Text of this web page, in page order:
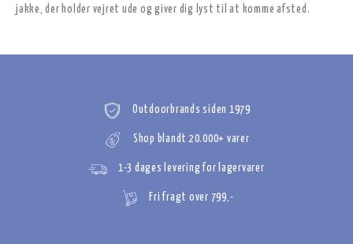
jakke, der holder vejret ude og giver dig lyst til at komme afsted.
Outdoorbrands siden 1979
Shop blandt 20.000+ varer
1-3 dages levering for lagervarer
Fri fragt over 799,-